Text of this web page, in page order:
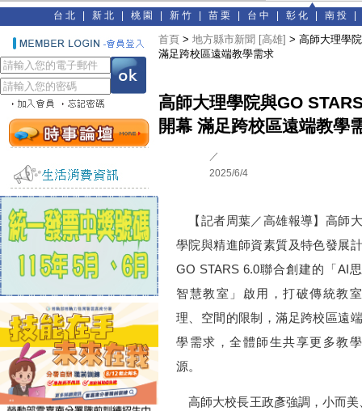
台北 新北 桃園 新竹 苗栗 台中 彰化 南投
首頁 > 地方縣市新聞 [高雄] > 高師大理學
滿足跨校區遠端教學需求
高師大理學院與GO
開幕 滿足跨校區遠端教學
／
2025/6/4
【記者周葉／高雄報導】高師
學院與精進師資素質及特色發展
GO STARS 6.0聯合創建的「AI
智慧教室」啟用，打破傳統教
理、空間的限制，滿足跨校區遠
學需求，全體師生共享更多教
源。
高師大校長王政彥強調，小而美